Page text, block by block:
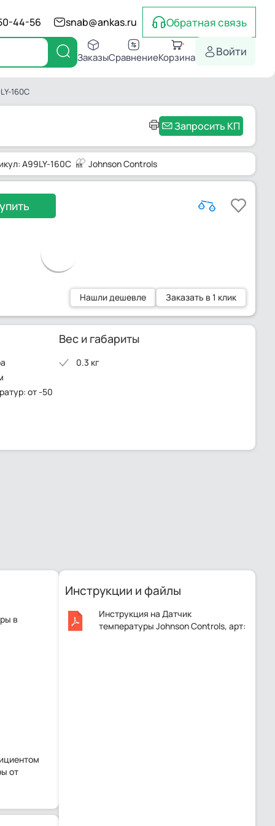
44-56 snab@ankas.ru Обратная связь
ЗаказыСравнениеКорзина Войти
160C
Запросить КП
A99LY-160C Johnson Controls
Нашли дешевле Заказать в 1 клик
от -50
Вес и габариты
0.3 кг
в
от
Инструкции и файлы
Инструкция на Датчик
температуры Johnson Controls, арт: